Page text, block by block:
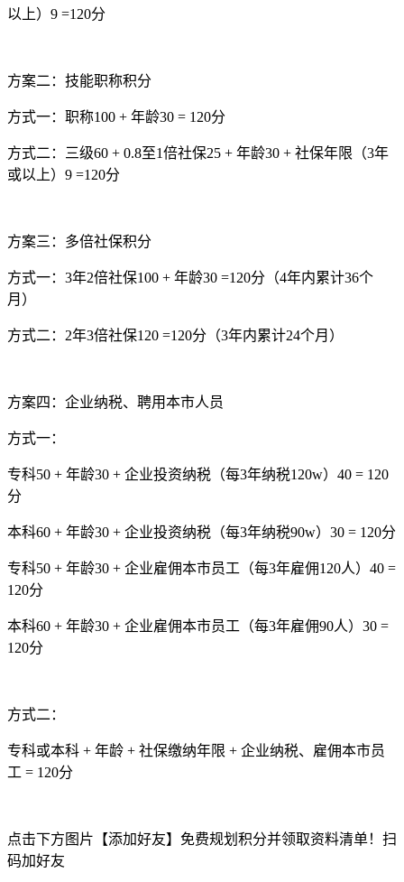
以上）9 =120分
方案二：技能职称积分
方式一：职称100 + 年龄30 = 120分
方式二：三级60 + 0.8至1倍社保25 + 年龄30 + 社保年限（3年
或以上）9 =120分
方案三：多倍社保积分
方式一：3年2倍社保100 + 年龄30 =120分（4年内累计36个
月）
方式二：2年3倍社保120 =120分（3年内累计24个月）
方案四：企业纳税、聘用本市人员
方式一：
专科50 + 年龄30 + 企业投资纳税（每3年纳税120w）40 = 120
分
本科60 + 年龄30 + 企业投资纳税（每3年纳税90w）30 = 120分
专科50 + 年龄30 + 企业雇佣本市员工（每3年雇佣120人）40 =
120分
本科60 + 年龄30 + 企业雇佣本市员工（每3年雇佣90人）30 =
120分
方式二：
专科或本科 + 年龄 + 社保缴纳年限 + 企业纳税、雇佣本市员
工 = 120分
点击下方图片【添加好友】免费规划积分并领取资料清单！扫
码加好友